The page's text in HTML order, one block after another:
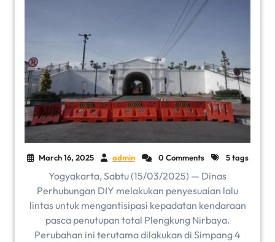
March 16, 2025 admin 0 Comments 5 tags
Yogyakarta, Sabtu (15/03/2025) — Dinas
Perhubungan DIY melakukan penyesuaian lalu
lintas untuk mengantisipasi kepadatan kendaraan
pasca penutupan total Plengkung Nirbaya.
Perubahan ini terutama dilakukan di Simpang 4